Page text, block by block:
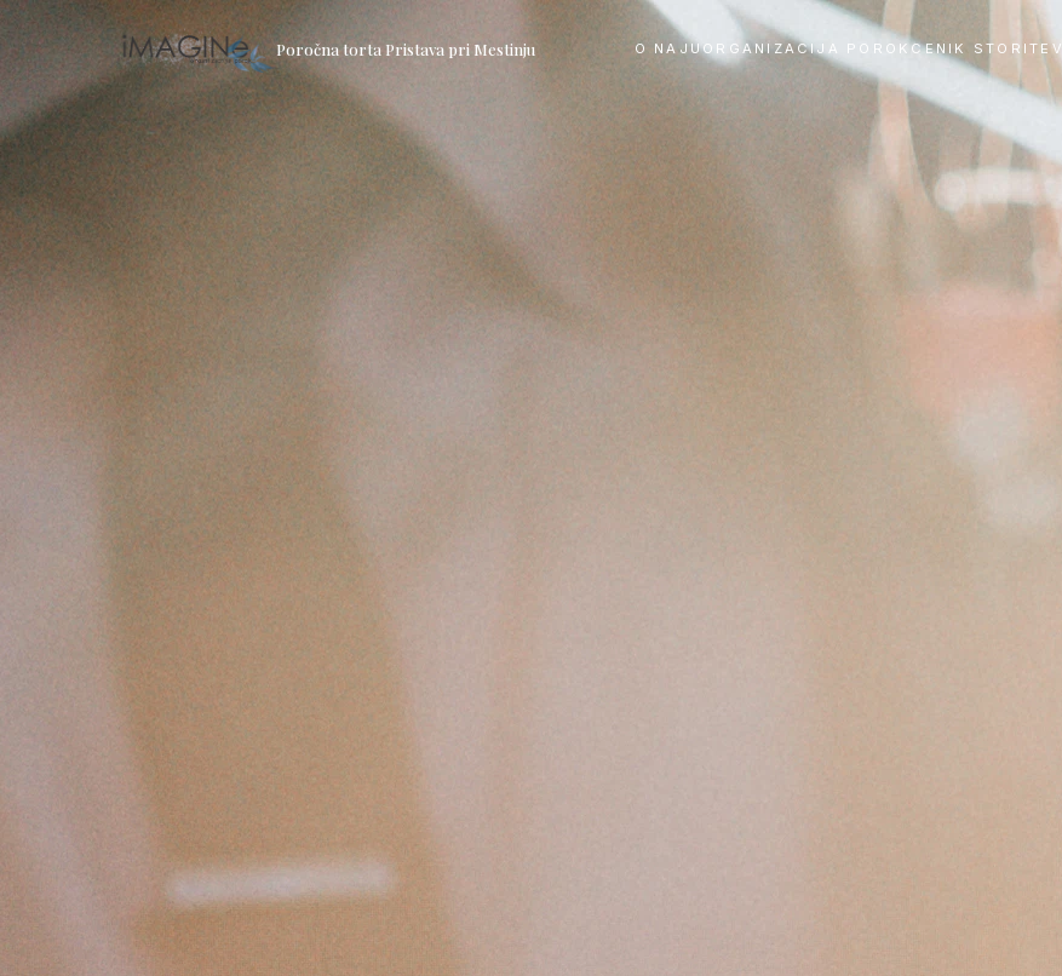
Poročna torta Pristava pri Mestinju O NAJUORGANIZACIJA POROKCENIK STORITEV